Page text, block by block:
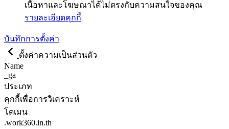
เนื้อหาและโฆษณาได้ไม่ตรงกับความสนใจของคุณ
รายละเอียดคุกกี้
บันทึกการตั้งค่า
ตั้งค่าความเป็นส่วนตัว
Name
_ga
ประเภท
คุกกี้เพื่อการวิเคราะห์
โดเมน
.work360.in.th